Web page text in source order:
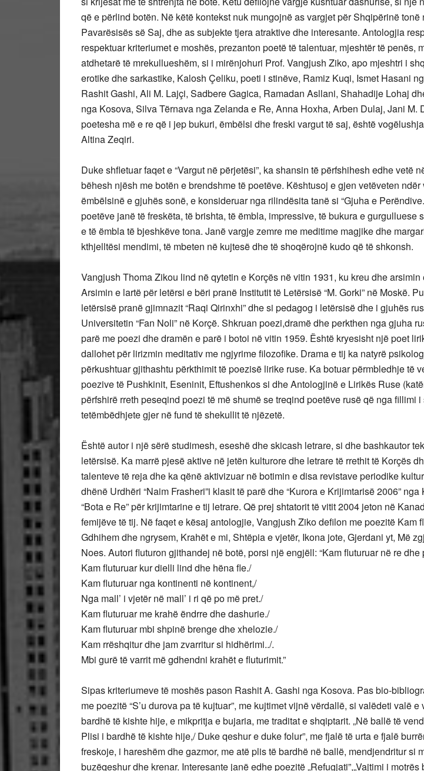
që e përlind botën. Në këtë kontekst nuk mungojnë as vargjet për Shqipërinë tonë
Pavarësisës së Saj, dhe as subjekte tjera atraktive dhe interesante. Antologjia
respektuar kriteriumet e moshës, prezanton poetë të talentuar, mjeshtër të penës,
atdhetarë të mrekullueshëm, si i mirënjohuri Prof. Vangjush Ziko, apo mjeshtri i
erotike dhe sarkastike, Kalosh Çeliku, poeti i stinëve, Ramiz Kuqi, Ismet Hasani
Rashit Gashi, Ali M. Lajçi, Sadbere Gagica, Ramadan Asllani, Shahadije Lohaj
nga Kosova, Silva Tërnava nga Zelanda e Re, Anna Hoxha, Arben Dulaj, Jani M.
poetesha më e re që i jep bukuri, ëmbëlsi dhe freski vargut të saj, është
Altina Zeqiri.
Duke shfletuar faqet e “Vargut në përjetësi”, ka shansin të përfshihesh edhe vetë
bëhesh njësh me botën e brendshme të poetëve. Kështusoj e gjen vetëveten ndër
ëmbëlsinë e gjuhës sonë, e konsideruar nga rilindësita tanë si “Gjuha e
poetëve janë të freskëta, të brishta, të ëmbla, impressive, të bukura e gurgulluese
e të ëmbla të bjeshkëve tona. Janë vargje zemre me meditime magjike dhe
kthjelltësi mendimi, të mbeten në kujtesë dhe të shoqërojnë kudo që të shkonsh.
Vangjush Thoma Zikou lind në qytetin e Korçës në vitin 1931, ku kreu dhe arsimin
Arsimin e lartë për letërsi e bëri pranë Institutit të Letërsisë “M. Gorki” në Moskë.
letërsisë pranë gjimnazit “Raqi Qirinxhi” dhe si pedagog i letërsisë dhe i gjuhës
Universitetin “Fan Noli” në Korçë. Shkruan poezi,dramë dhe perkthen nga gjuha
parë me poezi dhe dramën e parë i botoi në vitin 1959. Është kryesisht një poet
dallohet për lirizmin meditativ me ngjyrime filozofike. Drama e tij ka natyrë
përkushtuar gjithashtu përkthimit të poezisë lirike ruse. Ka botuar përmbledhje të
poezive të Pushkinit, Eseninit, Eftushenkos si dhe Antologjinë e Lirikës Ruse
përfshirë rreth peseqind poezi të më shumë se treqind poetëve rusë që nga fillimi
tetëmbëdhjete gjer në fund të shekullit të njëzetë.
Është autor i një sërë studimesh, eseshë dhe skicash letrare, si dhe bashkautor
letërsisë. Ka marrë pjesë aktive në jetën kulturore dhe letrare të rrethit të Korçës
talenteve të reja dhe ka qënë aktivizuar në botimin e disa revistave periodike
dhënë Urdhëri “Naim Frasheri”i klasit të parë dhe “Kurora e Krijimtarisë 2006” nga
“Bota e Re” për krijimtarine e tij letrare. Që prej shtatorit të vitit 2004 jeton në
femijëve të tij. Në faqet e kësaj antologjie, Vangjush Ziko defilon me poezitë Kam
Gdhihem dhe ngrysem, Krahët e mi, Shtëpia e vjetër, Ikona jote, Gjerdani yt, Më
Noes. Autori fluturon gjithandej në botë, porsi një engjëll: “Kam fluturuar në re dhe
Kam fluturuar kur dielli lind dhe hëna fle./
Kam fluturuar nga kontinenti në kontinent,/
Nga mall’ i vjetër në mall’ i ri që po më pret./
Kam fluturuar me krahë ëndrre dhe dashurie./
Kam fluturuar mbi shpinë brenge dhe xhelozie./
Kam rrëshqitur dhe jam zvarritur si hidhërimi../.
Mbi gurë të varrit më gdhendni krahët e fluturimit.”
Sipas kriteriumeve të moshës pason Rashit A. Gashi nga Kosova. Pas bio-
me poezitë “S’u durova pa të kujtuar”, me kujtimet vijnë vërdallë, si valëdeti valë e
bardhë të kishte hije, e mikpritja e bujaria, me traditat e shqiptarit. „Në ballë të
Plisi i bardhë të kishte hije,/ Duke qeshur e duke folur”, me fjalë të urta e fjalë
freskoje, i hareshëm dhe gazmor, me atë plis të bardhë në ballë, mendjendritur si
buzëqeshur dhe krenar. Interesante janë edhe poezitë „Refugjati”,„Vajtimi i motrës